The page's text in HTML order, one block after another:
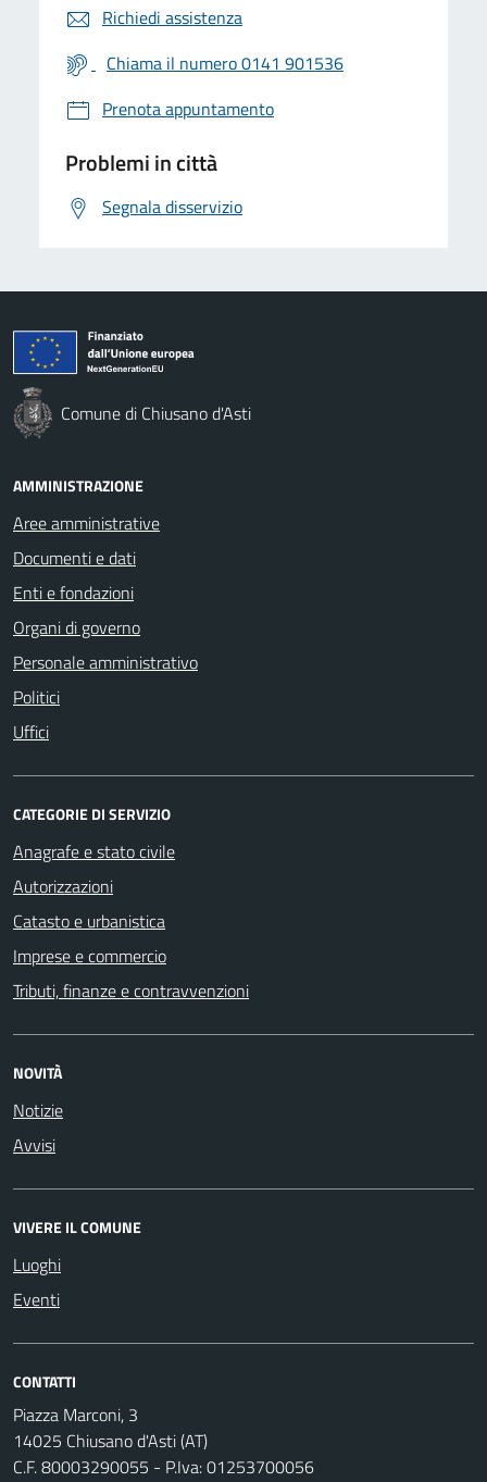
Richiedi assistenza
Chiama il numero 0141 901536
Prenota appuntamento
Problemi in città
Segnala disservizio
Comune di Chiusano d'Asti
AMMINISTRAZIONE
Aree amministrative
Documenti e dati
Enti e fondazioni
Organi di governo
Personale amministrativo
Politici
Uffici
CATEGORIE DI SERVIZIO
Anagrafe e stato civile
Autorizzazioni
Catasto e urbanistica
Imprese e commercio
Tributi, finanze e contravvenzioni
NOVITÀ
Notizie
Avvisi
VIVERE IL COMUNE
Luoghi
Eventi
CONTATTI
Piazza Marconi, 3
14025 Chiusano d'Asti (AT)
C.F. 80003290055 - P.Iva: 01253700056